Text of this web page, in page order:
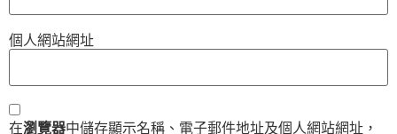
個人網站網址
在瀏覽器中儲存顯示名稱、電子郵件地址及個人網站網址，